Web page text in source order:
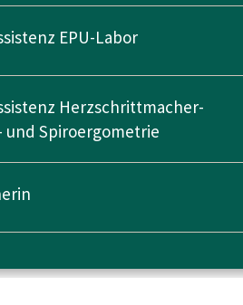
EPU-Labor
Herzschrittmacher-
und Spiroergometrie